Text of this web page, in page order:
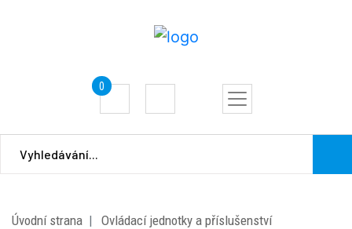
0
Úvodní strana
Ovládací jednotky a příslušenství